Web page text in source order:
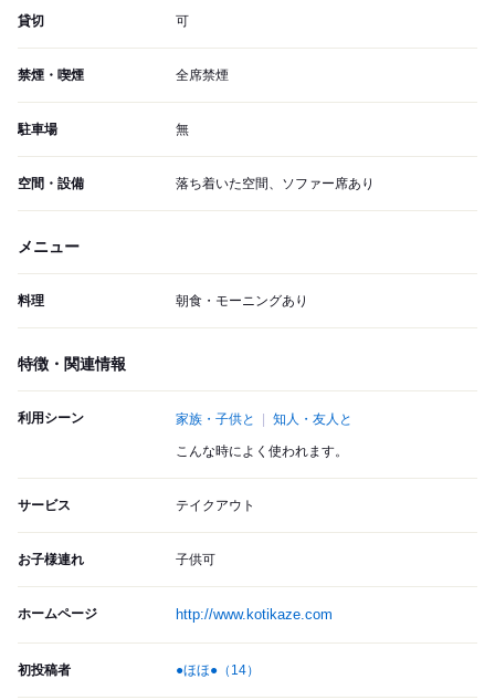
貸切 可
禁煙・喫煙 全席禁煙
駐車場 無
空間・設備 落ち着いた空間、ソファー席あり
メニュー
料理 朝食・モーニングあり
特徴・関連情報
利用シーン 家族・子供と 知人・友人と
こんな時によく使われます。
サービス テイクアウト
お子様連れ 子供可
ホームページ http://www.kotikaze.com
初投稿者 ●ほほ● （14）